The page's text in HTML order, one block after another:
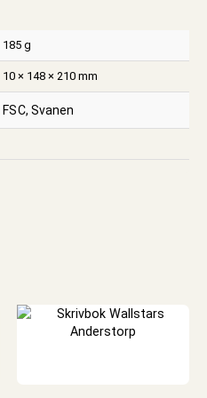
185 g
10 × 148 × 210 mm
FSC, Svanen